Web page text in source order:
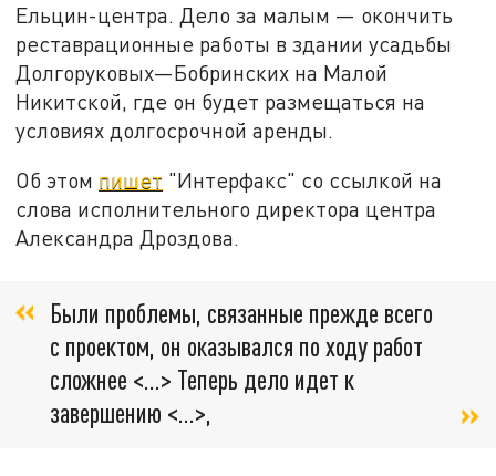
Ельцин-центра. Дело за малым — окончить
реставрационные работы в здании усадьбы
Долгоруковых—Бобринских на Малой
Никитской, где он будет размещаться на
условиях долгосрочной аренды.
Об этом пишет "Интерфакс" со ссылкой на
слова исполнительного директора центра
Александра Дроздова.
Были проблемы, связанные прежде всего
с проектом, он оказывался по ходу работ
сложнее <...> Теперь дело идет к
завершению <...>,